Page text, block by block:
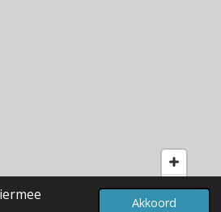
Akkoord